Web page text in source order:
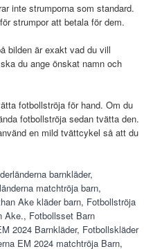
inte strumporna som standard.
strumpor att betala för dem.
bilden är exakt vad du vill
du ange önskat namn och
fotbollströja för hand. Om du
fotbollströja sedan tvätta den.
en mild tvättcykel så att du
barnkläder,
matchtröja barn,
Ake kläder barn, Fotbollströja
Ake., Fotbollsset Barn
2024 Barnkläder, Fotbollskläder
EM 2024 matchtröja Barn,